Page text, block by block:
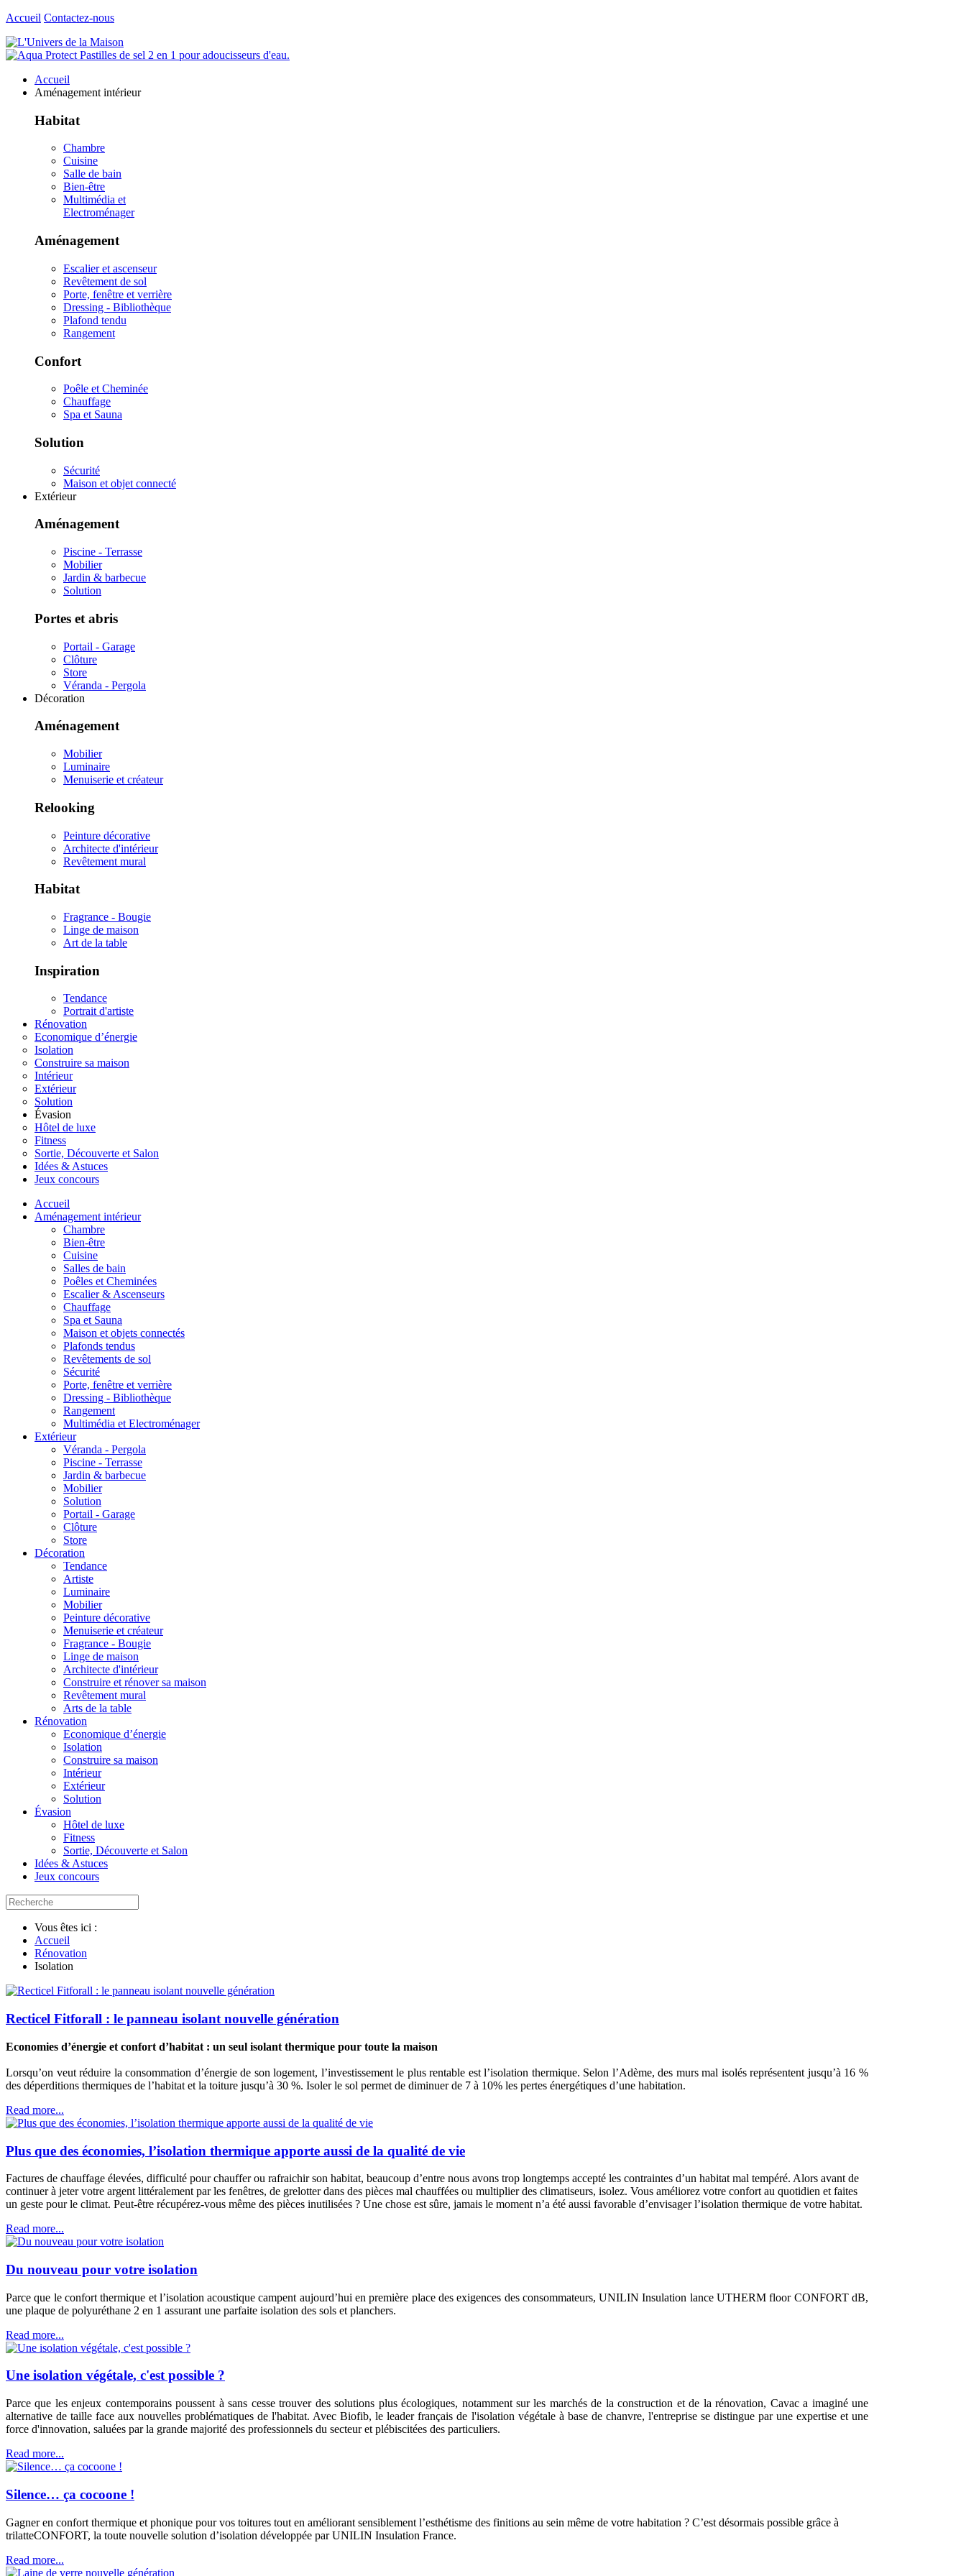
Accueil Contactez-nous
Accueil
Aménagement intérieur
Habitat
Chambre
Cuisine
Salle de bain
Bien-être
Multimédia et
Electroménager
Aménagement
Escalier et ascenseur
Revêtement de sol
Porte, fenêtre et verrière
Dressing - Bibliothèque
Plafond tendu
Rangement
Confort
Poêle et Cheminée
Chauffage
Spa et Sauna
Solution
Sécurité
Maison et objet connecté
Extérieur
Aménagement
Piscine - Terrasse
Mobilier
Jardin & barbecue
Solution
Portes et abris
Portail - Garage
Clôture
Store
Véranda - Pergola
Décoration
Aménagement
Mobilier
Luminaire
Menuiserie et créateur
Relooking
Peinture décorative
Architecte d'intérieur
Revêtement mural
Habitat
Fragrance - Bougie
Linge de maison
Art de la table
Inspiration
Tendance
Portrait d'artiste
Rénovation
Economique d’énergie
Isolation
Construire sa maison
Intérieur
Extérieur
Solution
Évasion
Hôtel de luxe
Fitness
Sortie, Découverte et Salon
Idées & Astuces
Jeux concours
Accueil
Aménagement intérieur
Chambre
Bien-être
Cuisine
Salles de bain
Poêles et Cheminées
Escalier & Ascenseurs
Chauffage
Spa et Sauna
Maison et objets connectés
Plafonds tendus
Revêtements de sol
Sécurité
Porte, fenêtre et verrière
Dressing - Bibliothèque
Rangement
Multimédia et Electroménager
Extérieur
Véranda - Pergola
Piscine - Terrasse
Jardin & barbecue
Mobilier
Solution
Portail - Garage
Clôture
Store
Décoration
Tendance
Artiste
Luminaire
Mobilier
Peinture décorative
Menuiserie et créateur
Fragrance - Bougie
Linge de maison
Architecte d'intérieur
Construire et rénover sa maison
Revêtement mural
Arts de la table
Rénovation
Economique d’énergie
Isolation
Construire sa maison
Intérieur
Extérieur
Solution
Évasion
Hôtel de luxe
Fitness
Sortie, Découverte et Salon
Idées & Astuces
Jeux concours
Vous êtes ici :
Accueil
Rénovation
Isolation
Recticel Fitforall : le panneau isolant nouvelle génération
Economies d’énergie et confort d’habitat : un seul isolant thermique pour toute la maison
Lorsqu’on veut réduire la consommation d’énergie de son logement, l’investissement le plus rentable est l’isolation thermique. Selon l’Adème, des murs mal isolés représentent jusqu’à 16 %
des déperditions thermiques de l’habitat et la toiture jusqu’à 30 %. Isoler le sol permet de diminuer de 7 à 10% les pertes énergétiques d’une habitation.
Read more...
Plus que des économies, l’isolation thermique apporte aussi de la qualité de vie
Factures de chauffage élevées, difficulté pour chauffer ou rafraichir son habitat, beaucoup d’entre nous avons trop longtemps accepté les contraintes d’un habitat mal tempéré. Alors avant de
continuer à jeter votre argent littéralement par les fenêtres, de grelotter dans des pièces mal chauffées ou multiplier des climatiseurs, isolez. Vous améliorez votre confort au quotidien et faites
un geste pour le climat. Peut-être récupérez-vous même des pièces inutilisées ? Une chose est sûre, jamais le moment n’a été aussi favorable d’envisager l’isolation thermique de votre habitat.
Read more...
Du nouveau pour votre isolation
Parce que le confort thermique et l’isolation acoustique campent aujourd’hui en première place des exigences des consommateurs, UNILIN Insulation lance UTHERM floor CONFORT dB,
une plaque de polyuréthane 2 en 1 assurant une parfaite isolation des sols et planchers.
Read more...
Une isolation végétale, c'est possible ?
Parce que les enjeux contemporains poussent à sans cesse trouver des solutions plus écologiques, notamment sur les marchés de la construction et de la rénovation, Cavac a imaginé une
alternative de taille face aux nouvelles problématiques de l'habitat. Avec Biofib, le leader français de l'isolation végétale à base de chanvre, l'entreprise se distingue par une expertise et une
force d'innovation, saluées par la grande majorité des professionnels du secteur et plébiscitées des particuliers.
Read more...
Silence… ça cocoone !
Gagner en confort thermique et phonique pour vos toitures tout en améliorant sensiblement l’esthétisme des finitions au sein même de votre habitation ? C’est désormais possible grâce à
trilatteCONFORT, la toute nouvelle solution d’isolation développée par UNILIN Insulation France.
Read more...